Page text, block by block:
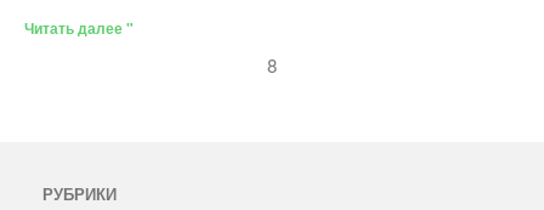
Читать далее "
8
РУБРИКИ